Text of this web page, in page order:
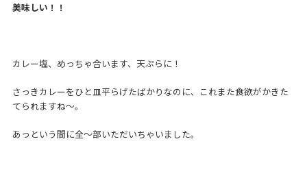
美味しい！！
カレー塩、めっちゃ合います、天ぷらに！
さっきカレーをひと皿平らげたばかりなのに、これまた食欲がかきた
てられますね～。
あっという間に全～部いただいちゃいました。